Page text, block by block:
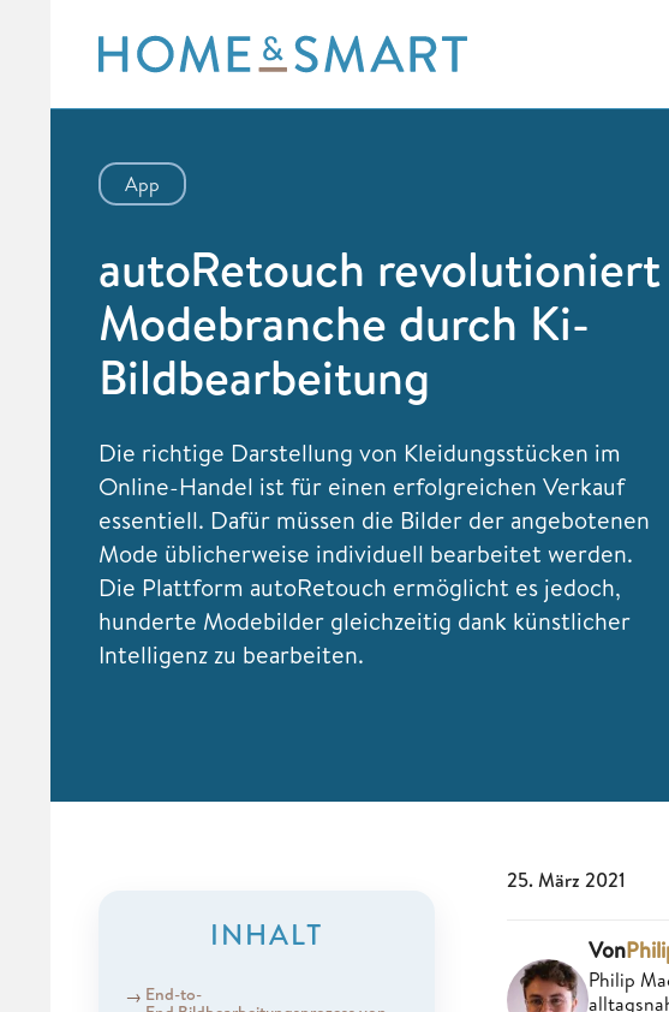
content
App
autoRetouch revolutioniert
Modebranche durch Ki-
Bildbearbeitung
Die richtige Darstellung von Kleidungsstücken im
Online-Handel ist für einen erfolgreichen Verkauf
essentiell. Dafür müssen die Bilder der angebotenen
Mode üblicherweise individuell bearbeitet werden.
Die Plattform autoRetouch ermöglicht es jedoch,
hunderte Modebilder gleichzeitig dank künstlicher
Intelligenz zu bearbeiten.
INHALT
End-to-
25. März 2021
Von
Philip